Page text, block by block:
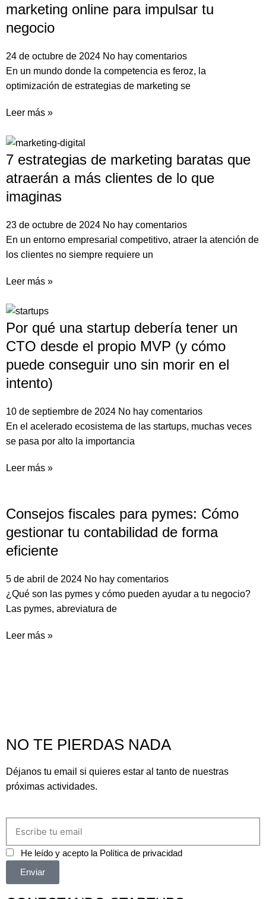
marketing online para impulsar tu
negocio
24 de octubre de 2024 No hay comentarios
En un mundo donde la competencia es feroz, la
optimización de estrategias de marketing se
Leer más »
7 estrategias de marketing baratas que
atraerán a más clientes de lo que
imaginas
23 de octubre de 2024 No hay comentarios
En un entorno empresarial competitivo, atraer la atención de
los clientes no siempre requiere un
Leer más »
Por qué una startup debería tener un
CTO desde el propio MVP (y cómo
puede conseguir uno sin morir en el
intento)
10 de septiembre de 2024 No hay comentarios
En el acelerado ecosistema de las startups, muchas veces
se pasa por alto la importancia
Leer más »
Consejos fiscales para pymes: Cómo
gestionar tu contabilidad de forma
eficiente
5 de abril de 2024 No hay comentarios
¿Qué son las pymes y cómo pueden ayudar a tu negocio?
Las pymes, abreviatura de
Leer más »
NO TE PIERDAS NADA
Déjanos tu email si quieres estar al tanto de nuestras
próximas actividades.
He leído y acepto la Política de privacidad
Enviar